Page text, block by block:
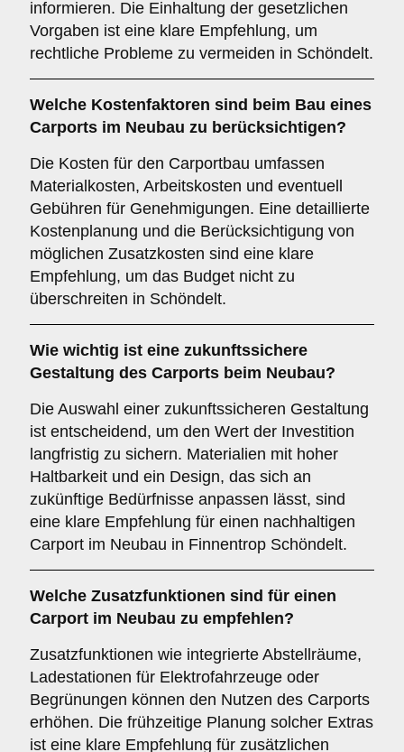
informieren. Die Einhaltung der gesetzlichen
Vorgaben ist eine klare Empfehlung, um
rechtliche Probleme zu vermeiden in Schöndelt.
Welche Kostenfaktoren sind beim Bau eines
Carports im Neubau zu berücksichtigen?
Die Kosten für den Carportbau umfassen
Materialkosten, Arbeitskosten und eventuell
Gebühren für Genehmigungen. Eine detaillierte
Kostenplanung und die Berücksichtigung von
möglichen Zusatzkosten sind eine klare
Empfehlung, um das Budget nicht zu
überschreiten in Schöndelt.
Wie wichtig ist eine zukunftssichere
Gestaltung des Carports beim Neubau?
Die Auswahl einer zukunftssicheren Gestaltung
ist entscheidend, um den Wert der Investition
langfristig zu sichern. Materialien mit hoher
Haltbarkeit und ein Design, das sich an
zukünftige Bedürfnisse anpassen lässt, sind
eine klare Empfehlung für einen nachhaltigen
Carport im Neubau in Finnentrop Schöndelt.
Welche Zusatzfunktionen sind für einen
Carport im Neubau zu empfehlen?
Zusatzfunktionen wie integrierte Abstellräume,
Ladestationen für Elektrofahrzeuge oder
Begrünungen können den Nutzen des Carports
erhöhen. Die frühzeitige Planung solcher Extras
ist eine klare Empfehlung für zusätzlichen